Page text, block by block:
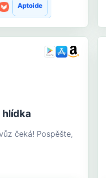
Aptoide
hlídka
čeká! Pospěšte,